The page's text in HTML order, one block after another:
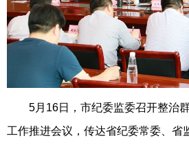
5月16日，市纪委监委召开整治群
工作推进会议，传达省纪委常委、省